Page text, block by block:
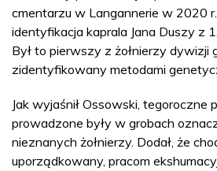
cmentarzu w Langannerie w 2020
identyfikacja kaprala Jana Duszy z
Był to pierwszy z żołnierzy dywizji
zidentyfikowany metodami
Jak wyjaśnił Ossowski, tegoroczne
prowadzone były w grobach
nieznanych żołnierzy. Dodał, że
uporządkowany, pracom